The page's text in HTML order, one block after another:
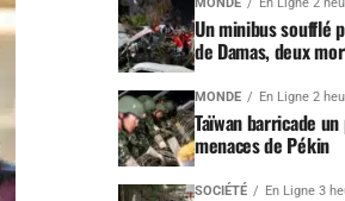
Un minibus soufflé
de Damas, deux
MONDE En Ligne 2
Taïwan barricade
menaces de Pékin
SOCIÉTÉ En Ligne 3